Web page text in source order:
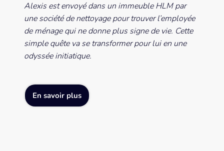
Alexis est envoyé dans un immeuble HLM par
une société de nettoyage pour trouver l’employée
de ménage qui ne donne plus signe de vie. Cette
simple quête va se transformer pour lui en une
odyssée initiatique.
En savoir plus